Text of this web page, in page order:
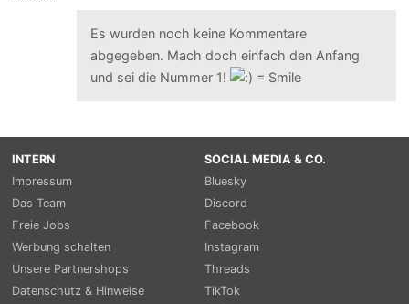
Es wurden noch keine Kommentare
abgegeben. Mach doch einfach den Anfang
und sei die Nummer 1!
INTERN
Impressum
Das Team
Freie Jobs
Werbung schalten
Unsere Partnershops
Datenschutz & Hinweise
SOCIAL MEDIA & CO.
Bluesky
Discord
Facebook
Instagram
Threads
TikTok